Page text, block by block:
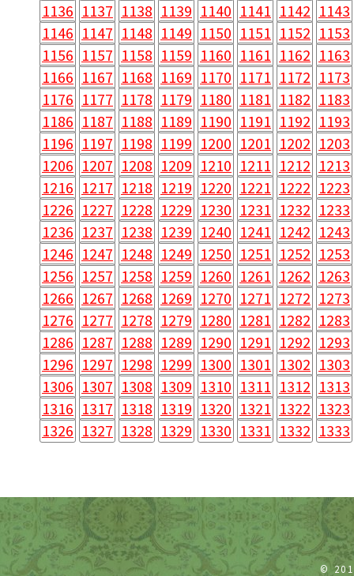
1136 1137 1138 1139 1140 1141 1142 1143
1146 1147 1148 1149 1150 1151 1152 1153
1156 1157 1158 1159 1160 1161 1162 1163
1166 1167 1168 1169 1170 1171 1172 1173
1176 1177 1178 1179 1180 1181 1182 1183
1186 1187 1188 1189 1190 1191 1192 1193
1196 1197 1198 1199 1200 1201 1202 1203
1206 1207 1208 1209 1210 1211 1212 1213
1216 1217 1218 1219 1220 1221 1222 1223
1226 1227 1228 1229 1230 1231 1232 1233
1236 1237 1238 1239 1240 1241 1242 1243
1246 1247 1248 1249 1250 1251 1252 1253
1256 1257 1258 1259 1260 1261 1262 1263
1266 1267 1268 1269 1270 1271 1272 1273
1276 1277 1278 1279 1280 1281 1282 1283
1286 1287 1288 1289 1290 1291 1292 1293
1296 1297 1298 1299 1300 1301 1302 1303
1306 1307 1308 1309 1310 1311 1312 1313
1316 1317 1318 1319 1320 1321 1322 1323
1326 1327 1328 1329 1330 1331 1332 1333
©